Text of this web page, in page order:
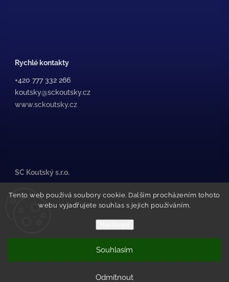
Tento web používá soubory cookie. Dalším procházením tohoto
webu vyjadřujete souhlas s jejich používáním.
Odmítnout
Souhlasím
Rychlé kontakty
+420 777 332 266
koutsky@sckoutsky.cz
www.sckoutsky.cz
SC Koutský s.r.o.
500 02 Hradec Králové
Pražské Předměstí
Vytvořil Shoptet